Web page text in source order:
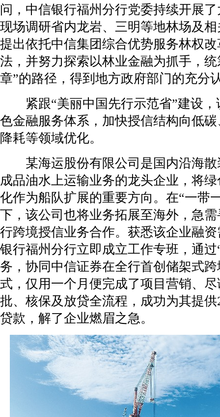
问，中信银行福州分行党委持续开展
现场调研省内龙岩、三明等地林场及
提出依托中信集团综合优势服务林权
法，并努力探索以林业金融为抓手，
章”的路径，得到地方政府部门的充分
紧跟“美丽中国先行示范省”建设，
色金融服务体系，加快授信结构向低
降耗等领域优化。
某海运股份有限公司是国内沿海散
成品油水上运输业务的龙头企业，将
化作为船队扩展的重要方向。在“一带
下，该公司也将业务拓展至海外，急
行跨境授信业务合作。获悉该企业融
银行福州分行立即成立工作专班，通过
务，协同中信证券在全行首创储架式
式，仅用一个月便完成了项目营销、
批、核保及放贷全流程，成功为其提
贷款，解了企业燃眉之急。